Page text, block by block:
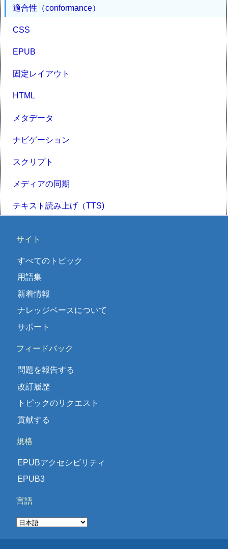
適合性（conformance）
CSS
EPUB
固定レイアウト
HTML
メタデータ
ナビゲーション
スクリプト
メディアの同期
テキスト読み上げ（TTS)
サイト
すべてのトピック
用語集
新着情報
ナレッジベースについて
サポート
フィードバック
問題を報告する
改訂履歴
トピックのリクエスト
貢献する
規格
EPUBアクセシビリティ
EPUB3
言語